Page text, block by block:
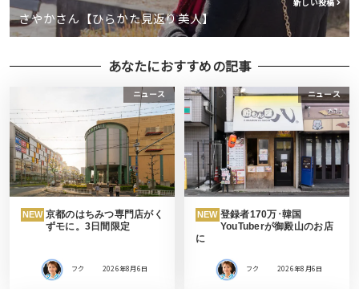
新しい投稿
さやかさん【ひらかた見返り美人】
あなたにおすすめの記事
ニュース
NEW 京都のはちみつ専門店がく
ずモに。3日間限定
フク 2026年8月6日
ニュース
NEW 登録者170万･韓国
YouTuberが御殿山のお店
に
フク 2026年8月6日